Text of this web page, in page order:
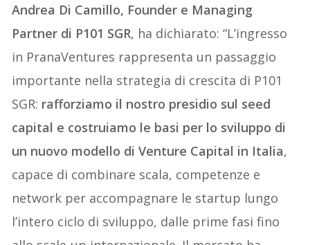
Andrea Di Camillo, Founder e Managing
Partner di P101 SGR, ha dichiarato: “L’ingresso
in PranaVentures rappresenta un passaggio
importante nella strategia di crescita di P101
SGR: rafforziamo il nostro presidio sul seed
capital e costruiamo le basi per lo sviluppo di
un nuovo modello di Venture Capital in Italia,
capace di combinare scala, competenze e
network per accompagnare le startup lungo
l’intero ciclo di sviluppo, dalle prime fasi fino